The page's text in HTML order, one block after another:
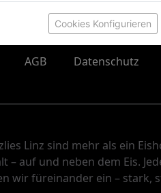
AGB Datenschutz
Linz sind mehr als ein
– auf und neben dem Eis.
wir füreinander ein – stark,
Cookies Konfigurieren